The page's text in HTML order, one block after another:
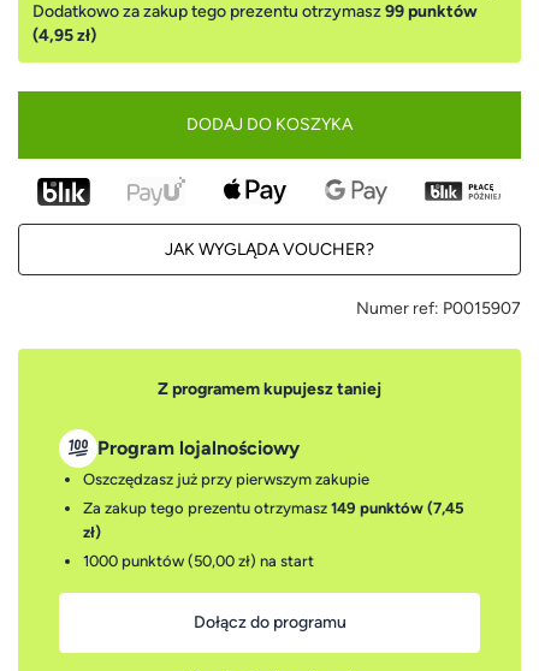
Dodatkowo za zakup tego prezentu otrzymasz99 punktów
(4,95 zł)
DODAJ DO KOSZYKA
JAK WYGLĄDA VOUCHER?
Numer ref: P0015907
Z programem kupujesz taniej
Program lojalnościowy
Oszczędzasz już przy pierwszym zakupie
Za zakup tego prezentu otrzymasz 149 punktów (7,45
zł)
1000 punktów (50,00 zł) na start
Dołącz do programu